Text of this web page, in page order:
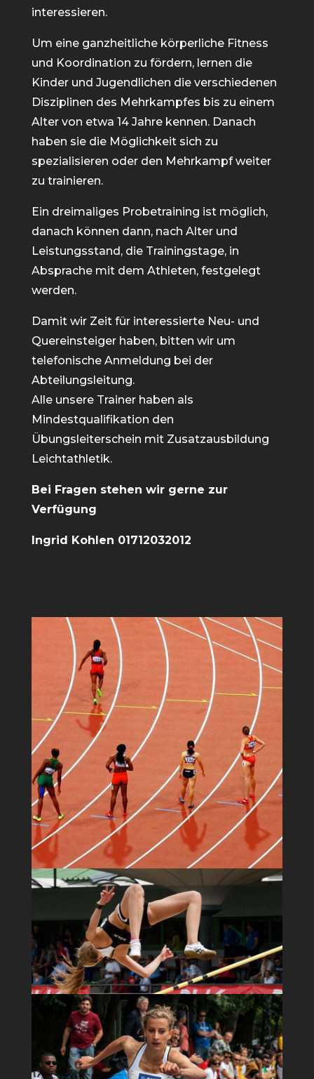
interessieren.
Um eine ganzheitliche körperliche Fitness
und Koordination zu fördern, lernen die
Kinder und Jugendlichen die verschiedenen
Disziplinen des Mehrkampfes bis zu einem
Alter von etwa 14 Jahre kennen. Danach
haben sie die Möglichkeit sich zu
spezialisieren oder den Mehrkampf weiter
zu trainieren.
Ein dreimaliges Probetraining ist möglich,
danach können dann, nach Alter und
Leistungsstand, die Trainingstage, in
Absprache mit dem Athleten, festgelegt
werden.
Damit wir Zeit für interessierte Neu- und
Quereinsteiger haben, bitten wir um
telefonische Anmeldung bei der
Abteilungsleitung.
Alle unsere Trainer haben als
Mindestqualifikation den
Übungsleiterschein mit Zusatzausbildung
Leichtathletik.
Bei Fragen stehen wir gerne zur
Verfügung
Ingrid Kohlen 01712032012